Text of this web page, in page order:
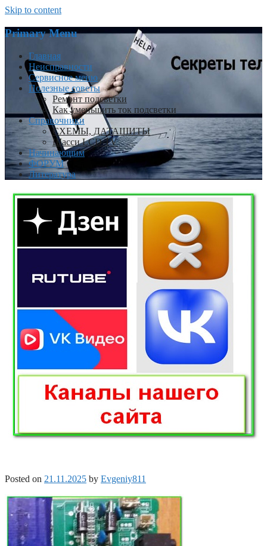
Skip to content
Primary Menu
Главная
Неисправности
Сервисное меню
Полезные советы
Ремонт подсветки
Как уменьшить ток подсветки
Справочники
СХЕМЫ, ДАТАШИТЫ
Шасси LCD TV
Начинающим
ФОРУМ
Литература
Posted on 21.11.2025 by Evgeniy811